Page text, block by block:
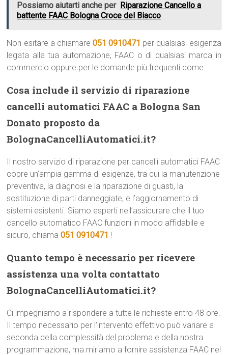
Possiamo aiutarti anche per Riparazione Cancello a
battente FAAC Bologna Croce del Biacco
Non esitare a chiamare 051 0910471 per qualsiasi esigenza
legata alla tua automazione, FAAC o di qualsiasi marca in
commercio oppure per le domande più frequenti come:
Cosa include il servizio di riparazione
cancelli automatici FAAC a Bologna San
Donato proposto da
BolognaCancelliAutomatici.it?
Il nostro servizio di riparazione per cancelli automatici FAAC
copre un’ampia gamma di esigenze, tra cui la manutenzione
preventiva, la diagnosi e la riparazione di guasti, la
sostituzione di parti danneggiate, e l’aggiornamento di
sistemi esistenti. Siamo esperti nell’assicurare che il tuo
cancello automatico FAAC funzioni in modo affidabile e
sicuro, chiama051 0910471 !
Quanto tempo è necessario per ricevere
assistenza una volta contattato
BolognaCancelliAutomatici.it?
Ci impegniamo a rispondere a tutte le richieste entro 48 ore.
Il tempo necessario per l’intervento effettivo può variare a
seconda della complessità del problema e della nostra
programmazione, ma miriamo a fornire assistenza FAAC nel